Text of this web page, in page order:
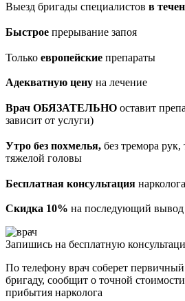
Выезд бригады специалистов в
Быстрое прерывание запоя
Только европейские препараты
Адекватную цену на лечение
Врач ОБЯЗАТЕЛЬНО оставит
зависит от услуги)
Утро без похмелья, без тремора
тяжелой головы
Бесплатная консультация нарколога
Скидка 10% на последующий вывод
Запишись на бесплатную
По телефону врач соберет
бригаду, сообщит о точной
прибытия нарколога